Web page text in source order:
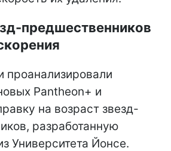
предшественников
проанализировали
Pantheon+ и
на возраст звезд-
разработанную
Университета Йонсе.